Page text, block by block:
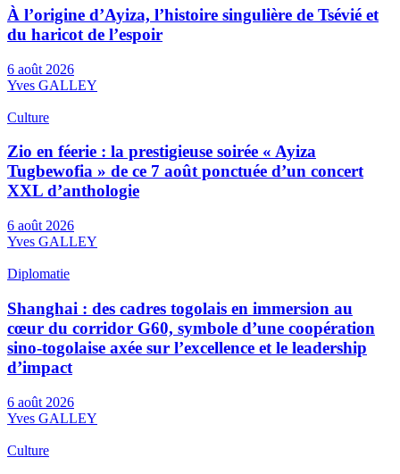
À l’origine d’Ayiza, l’histoire singulière de Tsévié et
du haricot de l’espoir
6 août 2026
Yves GALLEY
Culture
Zio en féerie : la prestigieuse soirée « Ayiza
Tugbewofia » de ce 7 août ponctuée d’un concert
XXL d’anthologie
6 août 2026
Yves GALLEY
Diplomatie
Shanghai : des cadres togolais en immersion au
cœur du corridor G60, symbole d’une coopération
sino-togolaise axée sur l’excellence et le leadership
d’impact
6 août 2026
Yves GALLEY
Culture